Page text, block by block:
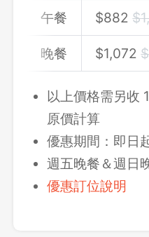
午餐 $882 $
晚餐 $1,072 $
以上價格需另收
原價計算
優惠期間：即日
週五晚餐＆週日
優惠訂位說明